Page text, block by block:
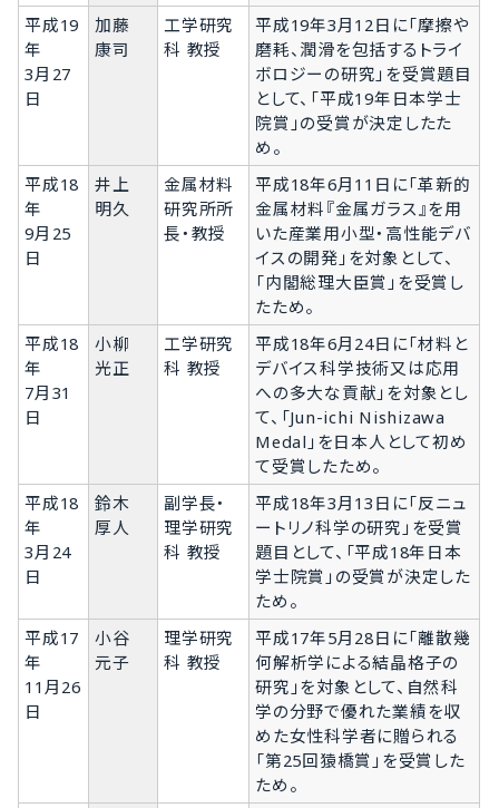
平成19
年
3月27
日
加藤
康司
工学研究
科 教授
平成19年3月12日に「摩擦や
磨耗、潤滑を包括するトライ
ボロジーの研究」を受賞題目
として、「平成19年日本学士
院賞」の受賞が決定したた
め。
平成18
年
9月25
日
井上
明久
金属材料
研究所所
長・教授
平成18年6月11日に「革新的
金属材料『金属ガラス』を用
いた産業用小型・高性能デバ
イスの開発」を対象として、
「内閣総理大臣賞」を受賞し
たため。
平成18
年
7月31
日
小柳
光正
工学研究
科 教授
平成18年6月24日に「材料と
デバイス科学技術又は応用
への多大な貢献」を対象とし
て、「Jun-ichi Nishizawa
Medal」を日本人として初め
て受賞したため。
平成18
年
3月24
日
鈴木
厚人
副学長・
理学研究
科 教授
平成18年3月13日に「反ニュ
ートリノ科学の研究」を受賞
題目として、「平成18年日本
学士院賞」の受賞が決定した
ため。
平成17
年
11月26
日
小谷
元子
理学研究
科 教授
平成17年5月28日に「離散幾
何解析学による結晶格子の
研究」を対象として、自然科
学の分野で優れた業績を収
めた女性科学者に贈られる
「第25回猿橋賞」を受賞した
ため。